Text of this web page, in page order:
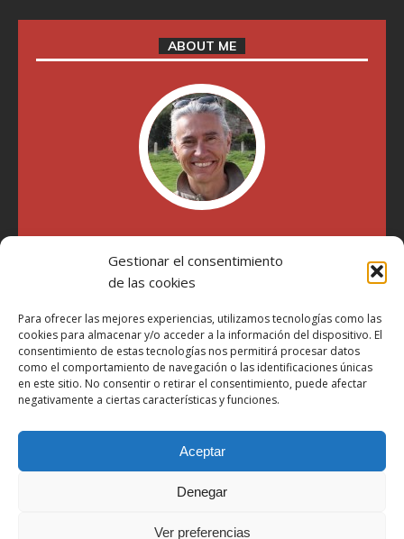
Gestionar el consentimiento
de las cookies
Para ofrecer las mejores experiencias, utilizamos tecnologías como las
cookies para almacenar y/o acceder a la información del dispositivo. El
consentimiento de estas tecnologías nos permitirá procesar datos
como el comportamiento de navegación o las identificaciones únicas
en este sitio. No consentir o retirar el consentimiento, puede afectar
negativamente a ciertas características y funciones.
Aceptar
Denegar
Ver preferencias
ABOUT ME
"Soy Manel Hospido, nací en Valencia en 1969 y desde el
año 2007 he escrito sobre motos en distintos medios.
Millatrece.com es una apuesta por escribir sobre lo que me
participa"
Aviso Legal
Política de Privacidad
Más Información sobre Cookies